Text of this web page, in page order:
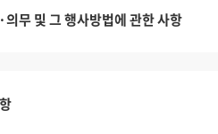
무 및 그 행사방법에 관한 사항